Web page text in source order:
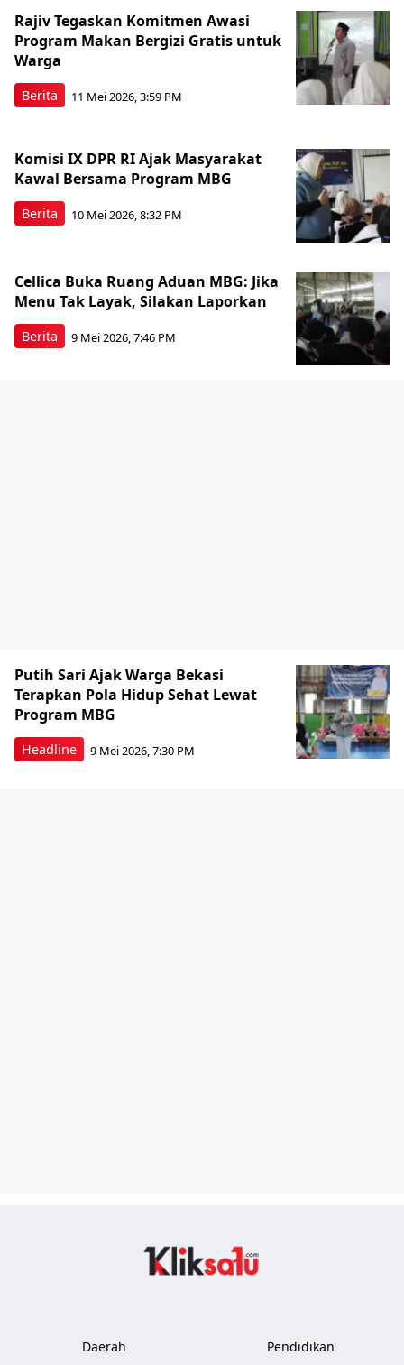
Berita
Rajiv Tegaskan Komitmen Awasi
Program Makan Bergizi Gratis untuk
Warga
11 Mei 2026, 3:59 PM
Berita
Komisi IX DPR RI Ajak Masyarakat
Kawal Bersama Program MBG
10 Mei 2026, 8:32 PM
Berita
Cellica Buka Ruang Aduan MBG: Jika
Menu Tak Layak, Silakan Laporkan
9 Mei 2026, 7:46 PM
Headline
Putih Sari Ajak Warga Bekasi
Terapkan Pola Hidup Sehat Lewat
Program MBG
9 Mei 2026, 7:30 PM
Daerah Pendidikan